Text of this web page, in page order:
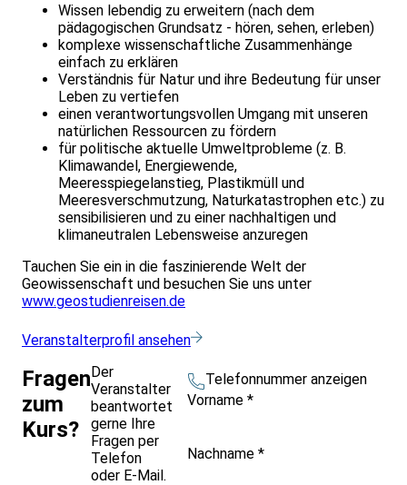
Wissen lebendig zu erweitern (nach dem
pädagogischen Grundsatz - hören, sehen, erleben)
komplexe wissenschaftliche Zusammenhänge
einfach zu erklären
Verständnis für Natur und ihre Bedeutung für unser
Leben zu vertiefen
einen verantwortungsvollen Umgang mit unseren
natürlichen Ressourcen zu fördern
für politische aktuelle Umweltprobleme (z. B.
Klimawandel, Energiewende,
Meeresspiegelanstieg, Plastikmüll und
Meeresverschmutzung, Naturkatastrophen etc.) zu
sensibilisieren und zu einer nachhaltigen und
klimaneutralen Lebensweise anzuregen
Tauchen Sie ein in die faszinierende Welt der
Geowissenschaft und besuchen Sie uns unter
www.geostudienreisen.de
Veranstalterprofil ansehen
Fragen
zum
Kurs?
Der
Veranstalter
beantwortet
gerne Ihre
Fragen per
Telefon
oder E-Mail.
Telefonnummer anzeigen
Vorname *
Nachname *